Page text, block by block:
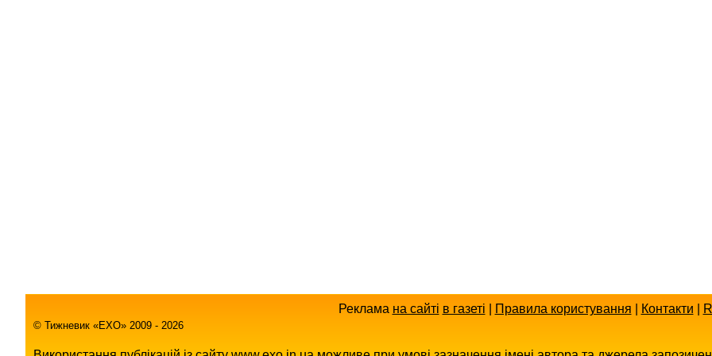
Реклама на сайті в газеті Правила користування Контакти
© Тижневик «EХO» 2009 - 2026